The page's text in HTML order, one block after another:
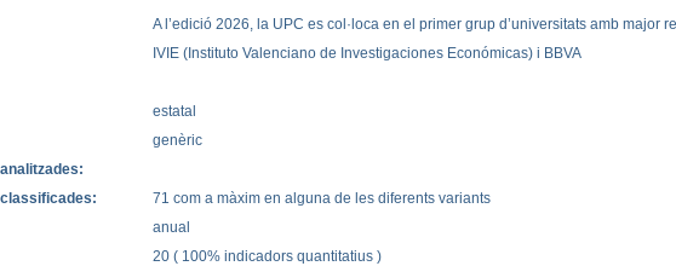
A l’edició 2026, la UPC es col·loca en el primer grup d’universitats amb major
IVIE (Instituto Valenciano de Investigaciones Económicas) i BBVA
estatal
genèric
71 com a màxim en alguna de les diferents variants
anual
20 ( 100% indicadors quantitatius )